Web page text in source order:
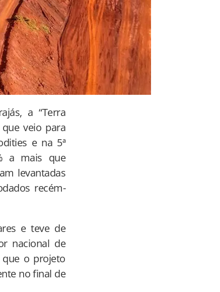
a “Terra
veio para
e na 5ª
a mais que
levantadas
recém-
e teve de
nacional de
o projeto
no final de